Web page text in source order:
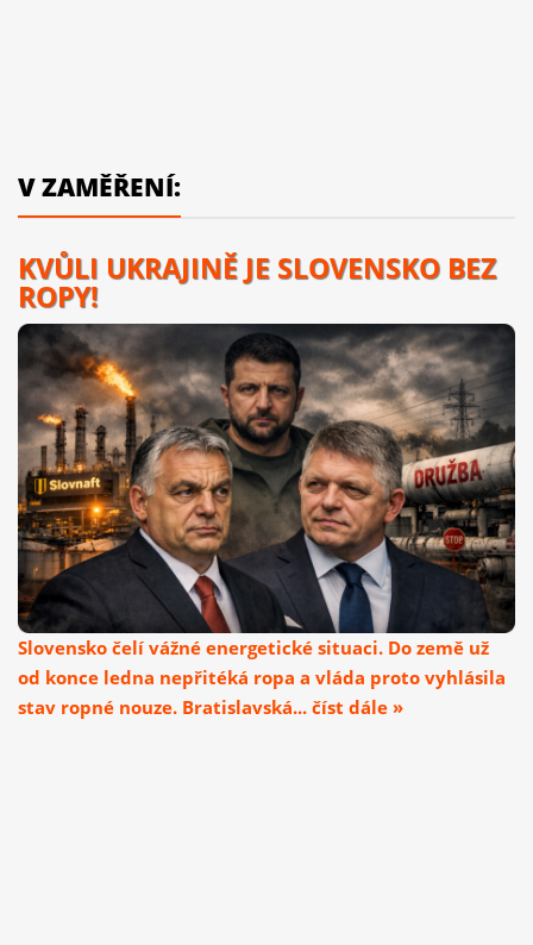
V ZAMĚŘENÍ:
KVŮLI UKRAJINĚ JE SLOVENSKO BEZ
ROPY!
Slovensko čelí vážné energetické situaci. Do země už
od konce ledna nepřitéká ropa a vláda proto vyhlásila
stav ropné nouze. Bratislavská... číst dále »